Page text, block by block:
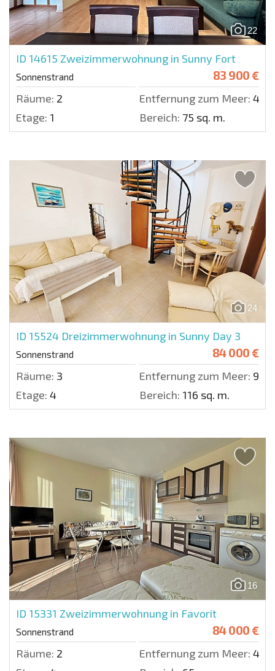
22
ID 14615 Zweizimmerwohnung in Sunny Fort
Sonnenstrand 83 900 €
Räume: 2 Entfernung zum Meer: 400
Etage: 1 Bereich: 75 sq. m.
24
ID 15524 Dreizimmerwohnung in Sunny Day 3
Sonnenstrand 84 000 €
Räume: 3 Entfernung zum Meer: 900
Etage: 4 Bereich: 116 sq. m.
16
ID 15331 Zweizimmerwohnung in Favorit
Sonnenstrand 84 000 €
Räume: 2 Entfernung zum Meer: 400